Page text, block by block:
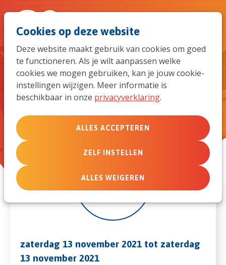
Cookies op deze website
Deze website maakt gebruik van cookies om goed
te functioneren. Als je wilt aanpassen welke
cookies we mogen gebruiken, kan je jouw cookie-
instellingen wijzigen. Meer informatie is
beschikbaar in onze privacyverklaring.
ALLES ACCEPTEREN
ZELF INSTELLEN
ALLES WEIGEREN
naar
de
Re-entry Ladies Only
ontmoeting
13
nov
zaterdag 13 november 2021 tot zaterdag
13 november 2021